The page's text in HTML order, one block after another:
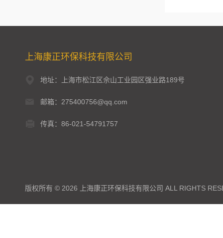
上海康正环保科技有限公司
地址：上海市松江区佘山工业园区强业路189号
邮箱：275400756@qq.com
传真：86-021-54791757
版权所有 © 2026 上海康正环保科技有限公司 ALL RIGHTS